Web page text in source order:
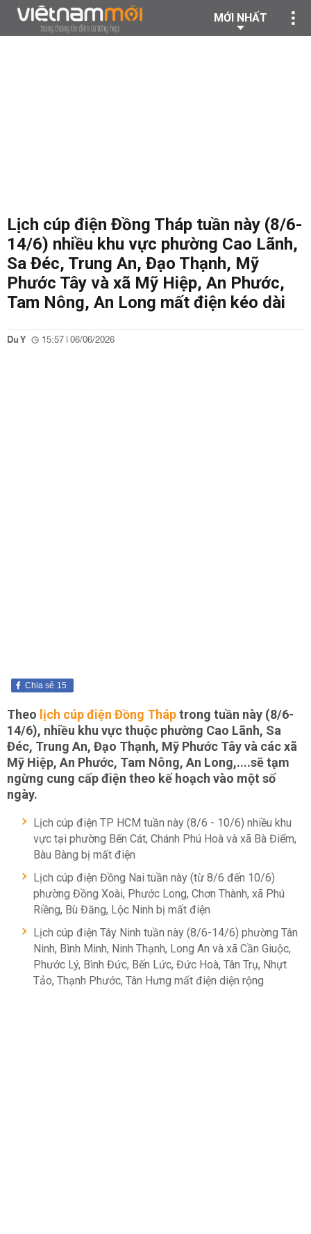
MỚI NHẤT
Lịch cúp điện Đồng Tháp tuần này (8/6-
14/6) nhiều khu vực phường Cao Lãnh,
Sa Đéc, Trung An, Đạo Thạnh, Mỹ
Phước Tây và xã Mỹ Hiệp, An Phước,
Tam Nông, An Long mất điện kéo dài
Du Y 15:57 | 06/06/2026
15
Chia sẻ
Theo lịch cúp điện Đồng Tháptrong tuần này (8/6-
14/6), nhiều khu vực thuộc phường Cao Lãnh, Sa
Đéc, Trung An, Đạo Thạnh, Mỹ Phước Tây và các xã
Mỹ Hiệp, An Phước, Tam Nông, An Long,....sẽ tạm
ngừng cung cấp điện theo kế hoạch vào một số
ngày.
Lịch cúp điện TP HCM tuần này (8/6 - 10/6) nhiều khu
vực tại phường Bến Cát, Chánh Phú Hoà và xã Bà Điểm,
Bàu Bàng bị mất điện
Lịch cúp điện Đồng Nai tuần này (từ 8/6 đến 10/6)
phường Đồng Xoài, Phước Long, Chơn Thành, xã Phú
Riềng, Bù Đăng, Lộc Ninh bị mất điện
Lịch cúp điện Tây Ninh tuần này (8/6-14/6) phường Tân
Ninh, Bình Minh, Ninh Thạnh, Long An và xã Cần Giuộc,
Phước Lý, Bình Đức, Bến Lức, Đức Hoà, Tân Trụ, Nhựt
Tảo, Thạnh Phước, Tân Hưng mất điện diện rộng